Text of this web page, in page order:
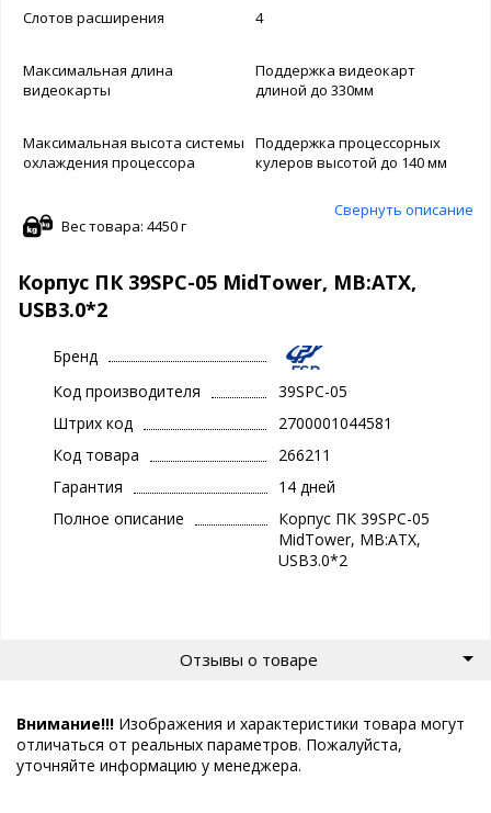
Слотов расширения 4
Максимальная длина
видеокарты
Поддержка видеокарт
длиной до 330мм
Максимальная высота системы
охлаждения процессора
Поддержка процессорных
кулеров высотой до 140 мм
Свернуть описание
Вес товара: 4450 г
Корпус ПК 39SPC-05 MidTower, MB:ATX,
USB3.0*2
Бренд
Код производителя
39SPC-05
Штрих код
2700001044581
Код товара
266211
Гарантия
14 дней
Полное описание
Корпус ПК 39SPC-05
MidTower, MB:ATX,
USB3.0*2
Отзывы о товаре
Внимание!!! Изображения и характеристики товара могут
отличаться от реальных параметров. Пожалуйста,
уточняйте информацию у менеджера.